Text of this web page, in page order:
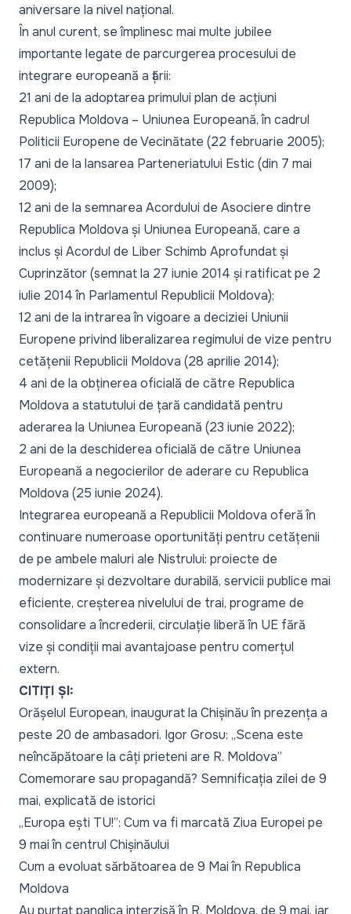
aniversare la nivel național.
În anul curent, se împlinesc mai multe jubilee
importante legate de parcurgerea procesului de
integrare europeană a țării:
21 ani de la adoptarea primului plan de acțiuni
Republica Moldova – Uniunea Europeană, în cadrul
Politicii Europene de Vecinătate (22 februarie 2005);
17 ani de la lansarea Parteneriatului Estic (din 7 mai
2009);
12 ani de la semnarea Acordului de Asociere dintre
Republica Moldova și Uniunea Europeană, care a
inclus și Acordul de Liber Schimb Aprofundat și
Cuprinzător (semnat la 27 iunie 2014 și ratificat pe 2
iulie 2014 în Parlamentul Republicii Moldova);
12 ani de la intrarea în vigoare a deciziei Uniunii
Europene privind liberalizarea regimului de vize pentru
cetățenii Republicii Moldova (28 aprilie 2014);
4 ani de la obținerea oficială de către Republica
Moldova a statutului de țară candidată pentru
aderarea la Uniunea Europeană (23 iunie 2022);
2 ani de la deschiderea oficială de către Uniunea
Europeană a negocierilor de aderare cu Republica
Moldova (25 iunie 2024).
Integrarea europeană a Republicii Moldova oferă în
continuare numeroase oportunități pentru cetățenii
de pe ambele maluri ale Nistrului: proiecte de
modernizare și dezvoltare durabilă, servicii publice mai
eficiente, creșterea nivelului de trai, programe de
consolidare a încrederii, circulație liberă în UE fără
vize și condiții mai avantajoase pentru comerțul
extern.
CITIȚI ȘI:
Orășelul European, inaugurat la Chișinău în prezența a
peste 20 de ambasadori. Igor Grosu: „Scena este
neîncăpătoare la câți prieteni are R. Moldova”
Comemorare sau propagandă? Semnificația zilei de 9
mai, explicată de istorici
„Europa ești TU!”: Cum va fi marcată Ziua Europei pe
9 mai în centrul Chișinăului
Cum a evoluat sărbătoarea de 9 Mai în Republica
Moldova
Au purtat panglica interzisă în R. Moldova, de 9 mai, iar